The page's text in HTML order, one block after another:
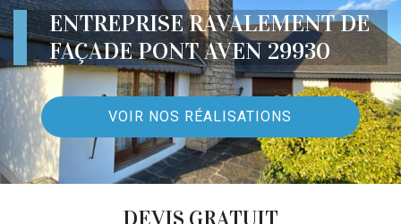
ENTREPRISE RAVALEMENT DE
FAÇADE PONT AVEN 29930
VOIR NOS RÉALISATIONS